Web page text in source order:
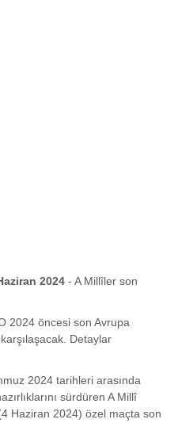
2024 - A Millîler son
2024 öncesi son Avrupa
Detaylar
2024 tarihleri arasında
sürdüren A Millî
Haziran 2024) özel maçta son